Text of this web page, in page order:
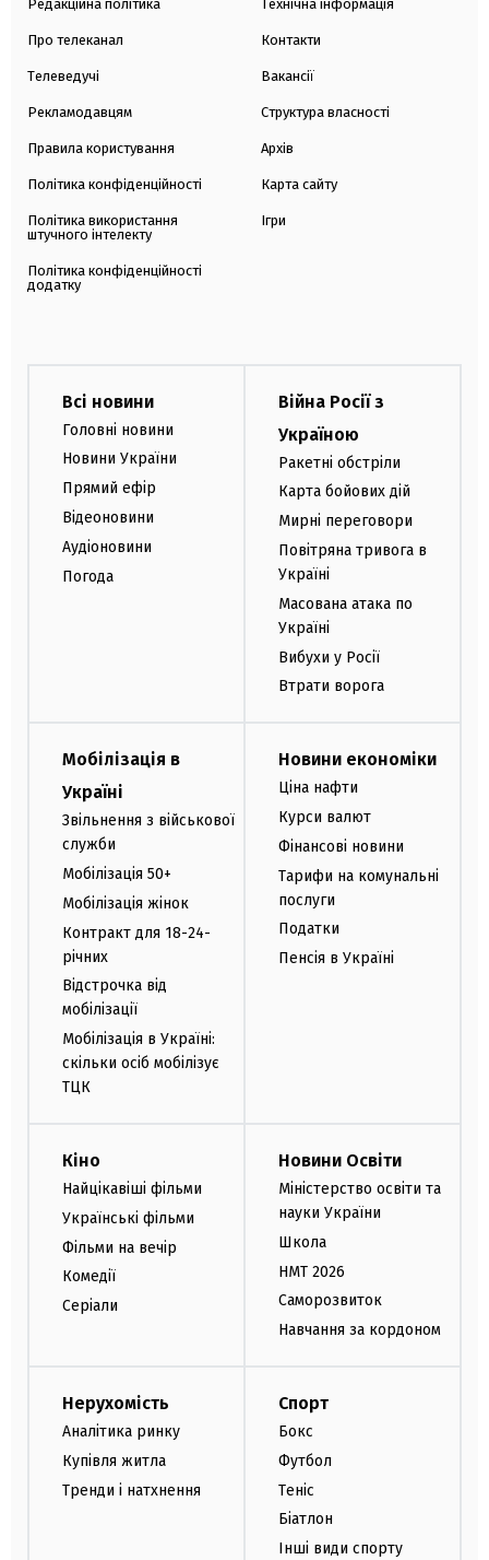
Редакційна політика
Про телеканал
Телеведучі
Рекламодавцям
Правила користування
Політика конфіденційності
Політика використання
штучного інтелекту
Політика конфіденційності
додатку
Технічна інформація
Контакти
Вакансії
Структура власності
Архів
Карта сайту
Ігри
Всі новини
Головні новини
Новини України
Прямий ефір
Відеоновини
Аудіоновини
Погода
Війна Росії з
Україною
Ракетні обстріли
Карта бойових дій
Мирні переговори
Повітряна тривога в
Україні
Масована атака по
Україні
Вибухи у Росії
Втрати ворога
Мобілізація в
Україні
Звільнення з військової
служби
Мобілізація 50+
Мобілізація жінок
Контракт для 18-24-
річних
Відстрочка від
мобілізації
Мобілізація в Україні:
скільки осіб мобілізує
ТЦК
Новини економіки
Ціна нафти
Курси валют
Фінансові новини
Тарифи на комунальні
послуги
Податки
Пенсія в Україні
Кіно
Найцікавіші фільми
Українські фільми
Фільми на вечір
Комедії
Серіали
Новини Освіти
Міністерство освіти та
науки України
Школа
НМТ 2026
Саморозвиток
Навчання за кордоном
Нерухомість
Аналітика ринку
Купівля житла
Тренди і натхнення
Спорт
Бокс
Футбол
Теніс
Біатлон
Інші види спорту